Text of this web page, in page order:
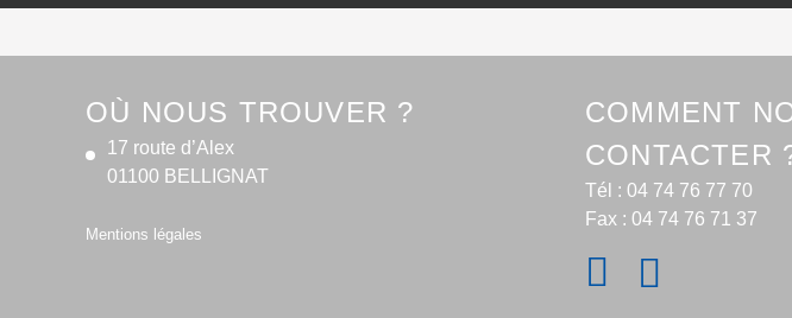
OÙ NOUS TROUVER ?
17 route d’Alex
01100 BELLIGNAT
Mentions légales
COMMENT
CONTACTER
Tél : 04 74 76 77 70
Fax : 04 74 76 71 37